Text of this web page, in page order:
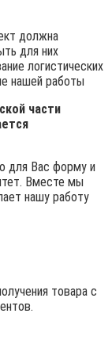
должна
для них
логистических
нашей работы
части
для Вас форму и
Вместе мы
нашу работу
товара с